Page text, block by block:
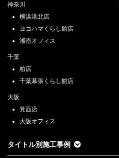
千葉
柏店
千葉幕張くらし館店
神奈川
横浜港北店
ヨコハマくらし館店
湘南オフィス
大阪
箕面店
大阪オフィス
タイトル別施工事例